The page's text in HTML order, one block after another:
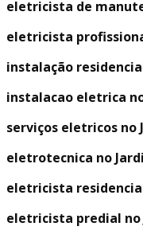
eletricista de
eletricista
instalação
instalacao eletrica
serviços eletricos no
eletrotecnica no
eletricista
eletricista predial